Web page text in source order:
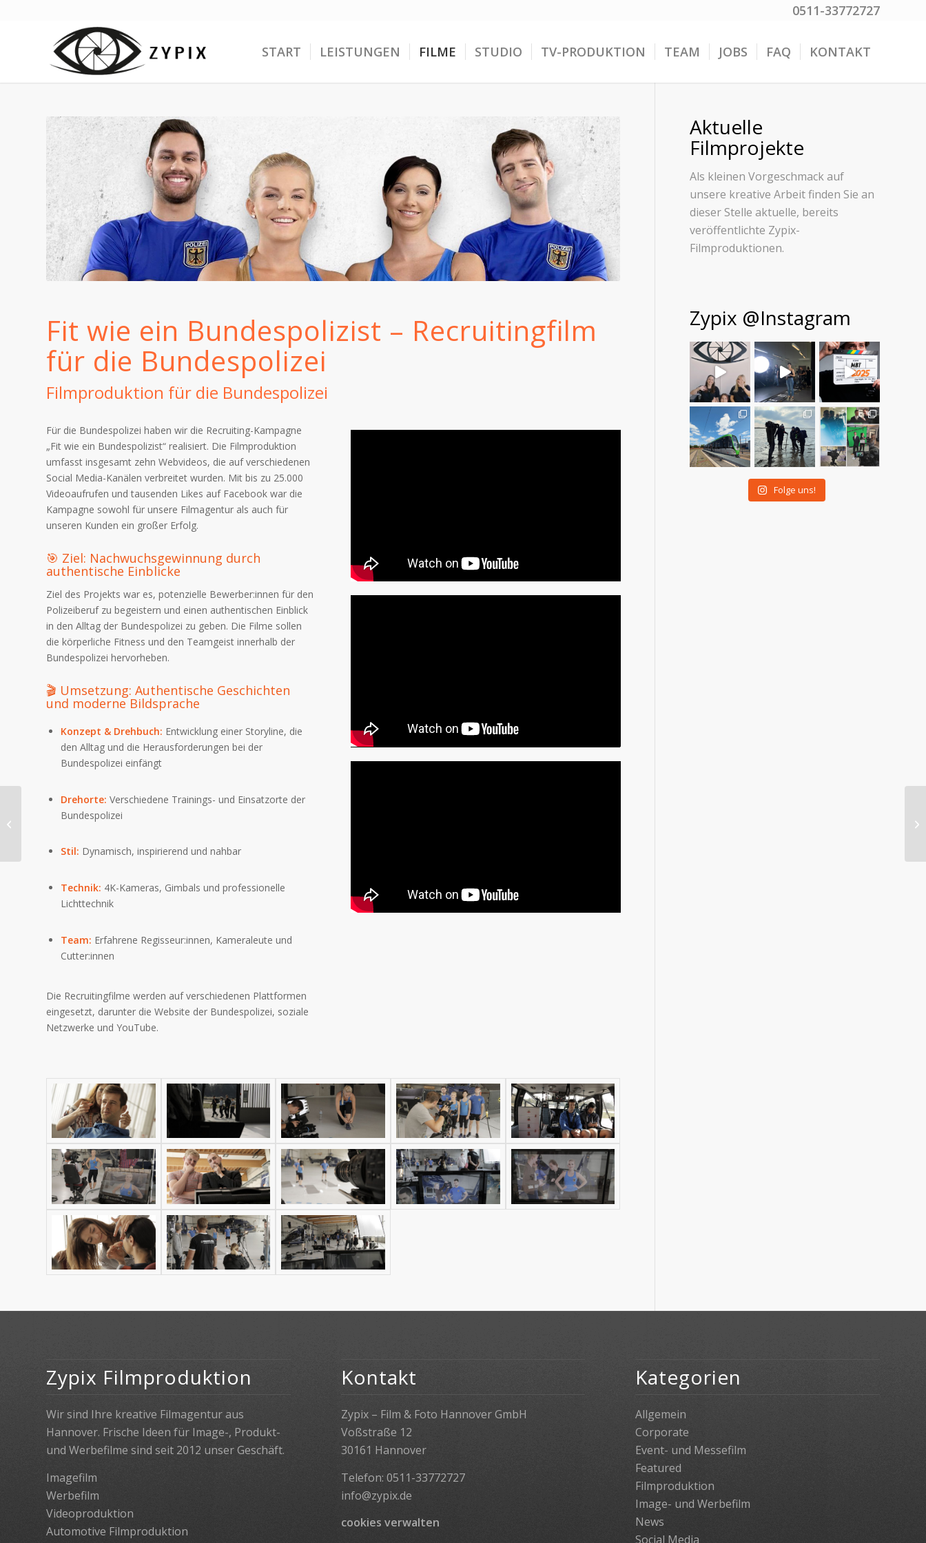
0511-33772727
START LEISTUNGEN FILME STUDIO TV-PRODUKTION TEAM JOBS FAQ KONTAKT
Fit wie ein Bundespolizist – Recruitingfilm
für die Bundespolizei
Filmproduktion für die Bundespolizei
Für die Bundespolizei haben wir die Recruiting-Kampagne
„Fit wie ein Bundespolizist“ realisiert. Die Filmproduktion
umfasst insgesamt zehn Webvideos, die auf verschiedenen
Social Media-Kanälen verbreitet wurden. Mit bis zu 25.000
Videoaufrufen und tausenden Likes auf Facebook war die
Kampagne sowohl für unsere Filmagentur als auch für
unseren Kunden ein großer Erfolg.
🎯 Ziel: Nachwuchsgewinnung durch
authentische Einblicke
Ziel des Projekts war es, potenzielle Bewerber:innen für den
Polizeiberuf zu begeistern und einen authentischen Einblick
in den Alltag der Bundespolizei zu geben. Die Filme sollen
die körperliche Fitness und den Teamgeist innerhalb der
Bundespolizei hervorheben.
🎬 Umsetzung: Authentische Geschichten
und moderne Bildsprache
Konzept & Drehbuch: Entwicklung einer Storyline, die
den Alltag und die Herausforderungen bei der
Bundespolizei einfängt
Drehorte: Verschiedene Trainings- und Einsatzorte der
Bundespolizei
Stil: Dynamisch, inspirierend und nahbar
Technik: 4K-Kameras, Gimbals und professionelle
Lichttechnik
Team: Erfahrene Regisseur:innen, Kameraleute und
Cutter:innen
Die Recruitingfilme werden auf verschiedenen Plattformen
eingesetzt, darunter die Website der Bundespolizei, soziale
Netzwerke und YouTube.​
Aktuelle
Filmprojekte
Als kleinen Vorgeschmack auf
unsere kreative Arbeit finden Sie an
dieser Stelle aktuelle, bereits
veröffentlichte Zypix-
Filmproduktionen.
Zypix @Instagram
Folge uns!
Zypix Filmproduktion
Wir sind Ihre kreative Filmagentur aus
Hannover. Frische Ideen für Image-, Produkt-
und Werbefilme sind seit 2012 unser Geschäft.
Imagefilm
Werbefilm
Videoproduktion
Automotive Filmproduktion
Kontakt
Zypix – Film & Foto Hannover GmbH
Voßstraße 12
30161 Hannover
Telefon: 0511-33772727
info@zypix.de
cookies verwalten
Kategorien
Allgemein
Corporate
Event- und Messefilm
Featured
Filmproduktion
Image- und Werbefilm
News
Social Media
Lebens(t)raum